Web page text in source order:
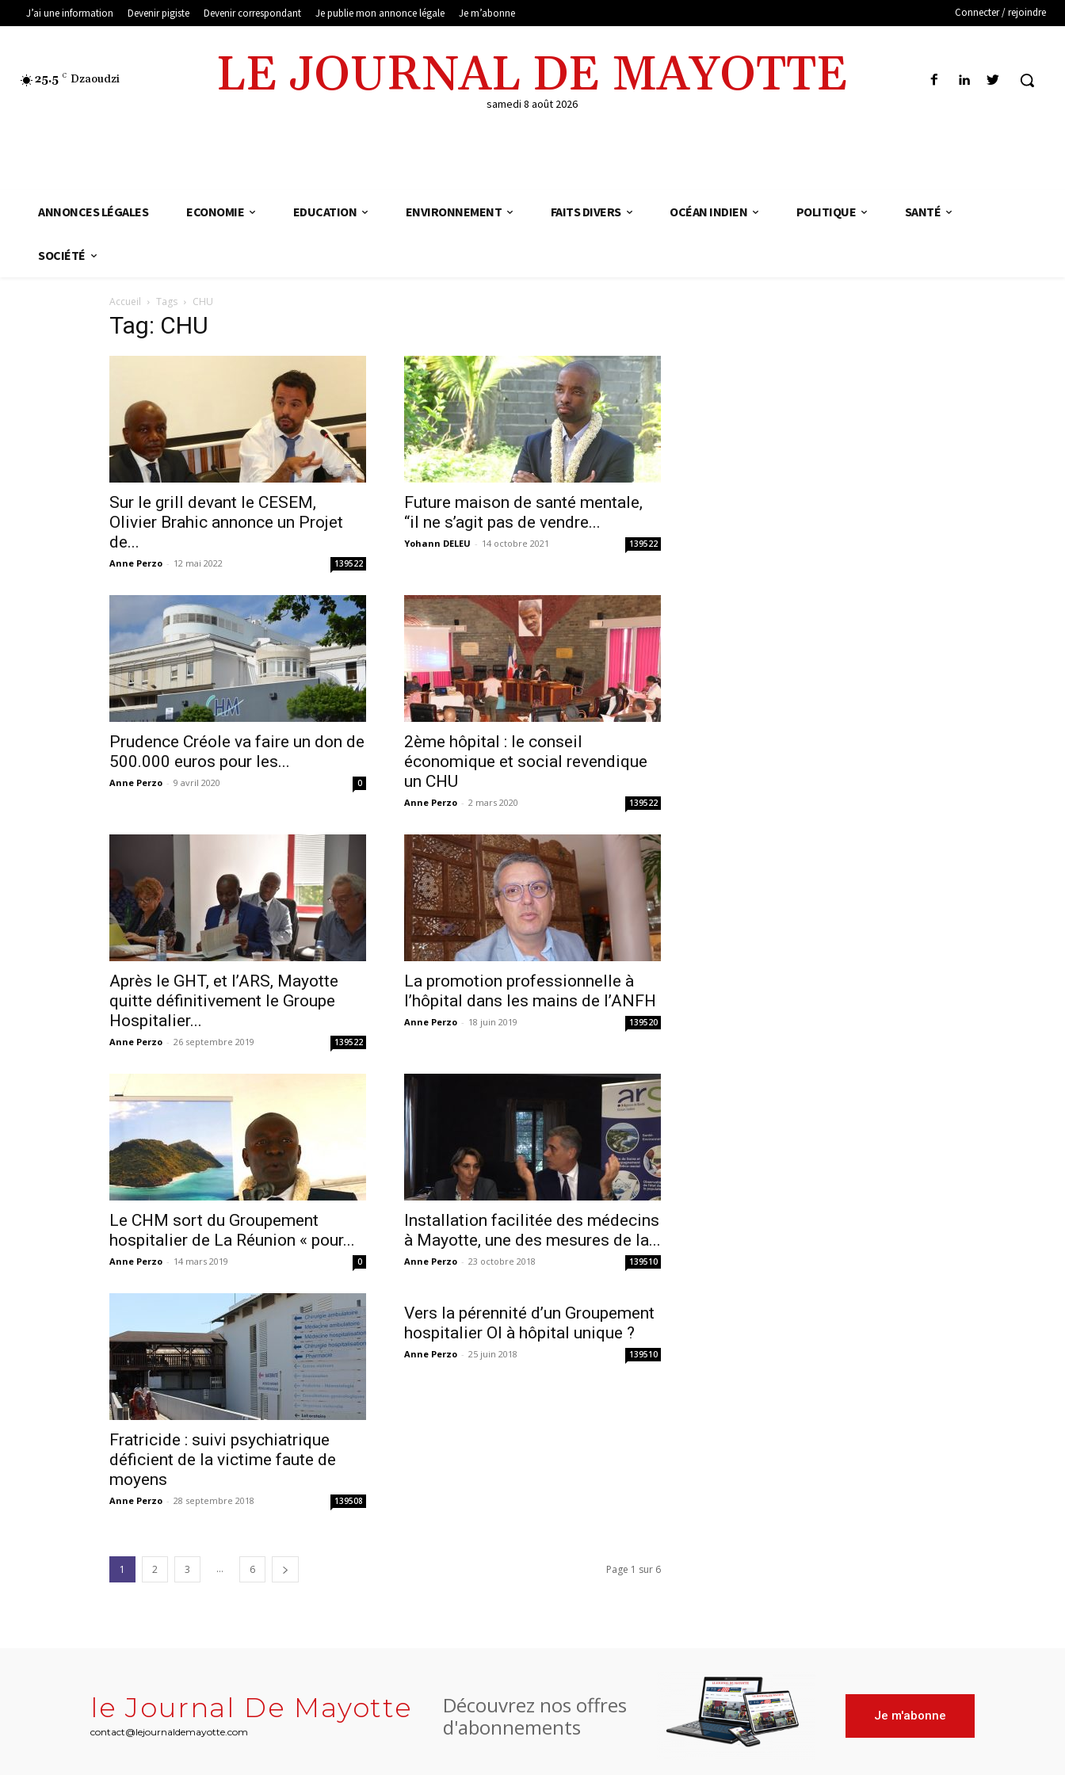
J’ai une information Devenir pigiste Devenir correspondant Je publie mon annonce légale Je m’abonne Connecter / rejoindre
25.5 C Dzaoudzi LE JOURNAL DE MAYOTTE
samedi 8 août 2026
ANNONCES LÉGALES ECONOMIE EDUCATION ENVIRONNEMENT FAITS DIVERS OCÉAN INDIEN POLITIQUE SANTÉ
SOCIÉTÉ
Accueil Tags CHU
Tag: CHU
Sur le grill devant le CESEM,
Olivier Brahic annonce un Projet
de...
Anne Perzo - 12 mai 2022 139522
Future maison de santé mentale,
“il ne s’agit pas de vendre...
Yohann DELEU - 14 octobre 2021 139522
Prudence Créole va faire un don de
500.000 euros pour les...
Anne Perzo - 9 avril 2020 0
2ème hôpital : le conseil
économique et social revendique
un CHU
Anne Perzo - 2 mars 2020 139522
Après le GHT, et l’ARS, Mayotte
quitte définitivement le Groupe
Hospitalier...
Anne Perzo - 26 septembre 2019 139522
La promotion professionnelle à
l’hôpital dans les mains de l’ANFH
Anne Perzo - 18 juin 2019 139520
Le CHM sort du Groupement
hospitalier de La Réunion « pour...
Anne Perzo - 14 mars 2019 0
Installation facilitée des médecins
à Mayotte, une des mesures de la...
Anne Perzo - 23 octobre 2018 139510
Fratricide : suivi psychiatrique
déficient de la victime faute de
moyens
Anne Perzo - 28 septembre 2018 139508
Vers la pérennité d’un Groupement
hospitalier OI à hôpital unique ?
Anne Perzo - 25 juin 2018 139510
1 2 3 ... 6 Page 1 sur 6
le Journal De Mayotte
contact@lejournaldemayotte.com
Découvrez nos offres
d'abonnements
Je m'abonne